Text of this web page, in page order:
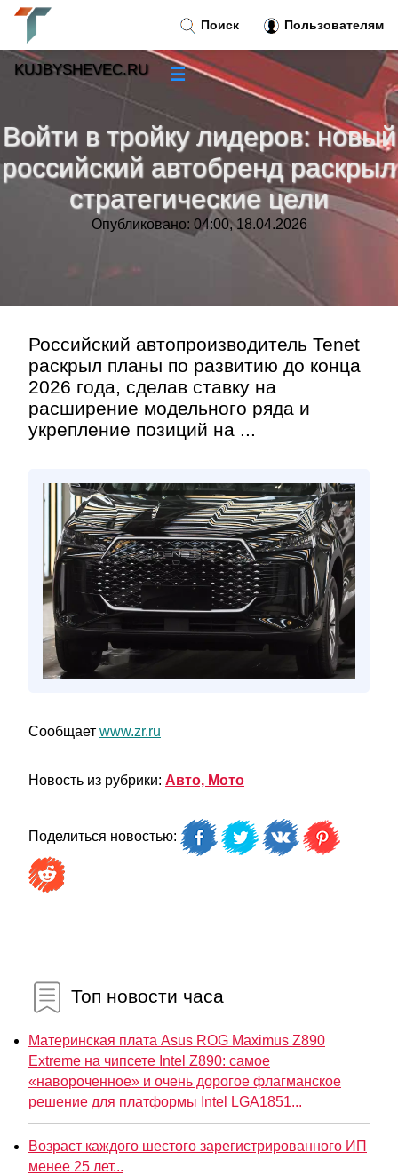
Войти в тройку лидеров: новый
российский автобренд раскрыл
стратегические цели
Опубликовано: 04:00, 18.04.2026
Российский автопроизводитель Tenet
раскрыл планы по развитию до конца
2026 года, сделав ставку на
расширение модельного ряда и
укрепление позиций на ...
Сообщает www.zr.ru
Новость из рубрики: Авто, Мото
Поделиться новостью:
Топ новости часа
Материнская плата Asus ROG Maximus Z890
Extreme на чипсете Intel Z890: самое
«навороченное» и очень дорогое флагманское
решение для платформы Intel LGA1851...
Возраст каждого шестого зарегистрированного ИП
менее 25 лет...
Поиск Пользователям
KUJBYSHEVEC.RU ☰
Новости»
Тренды новостей»
Рубрики»
Контакт»